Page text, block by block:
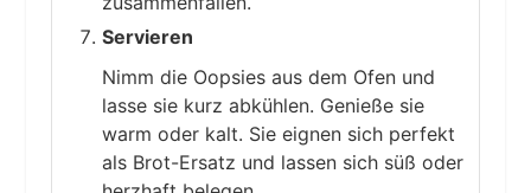
Servieren
Nimm die Oopsies aus dem Ofen und
lasse sie kurz abkühlen. Genieße sie
warm oder kalt. Sie eignen sich perfekt
als Brot-Ersatz und lassen sich süß oder